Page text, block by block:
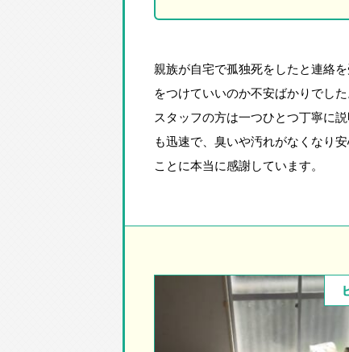
親族が自宅で孤独死をしたと連絡
をつけていいのか不安ばかりでし
スタッフの方は一つひとつ丁寧に
も迅速で、臭いや汚れがなくなり
ことに本当に感謝しています。